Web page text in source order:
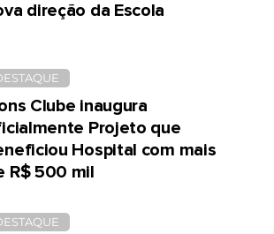
direção da Escola
Clube inaugura
Projeto que
Hospital com mais
R$ 500 mil